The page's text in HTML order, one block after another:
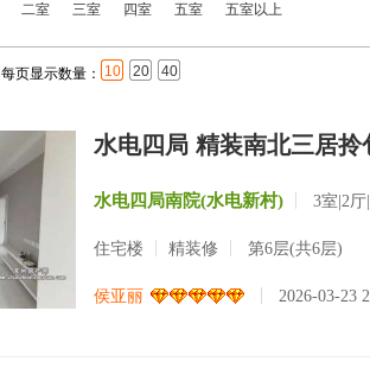
二室 三室 四室 五室 五室以上
每页显示数量： 10 20 40
水电四局 精装南北三居拎
水电四局南院(水电新村) 3室|2厅
住宅楼 精装修 第6层(共6层)
侯亚丽 2026-03-23